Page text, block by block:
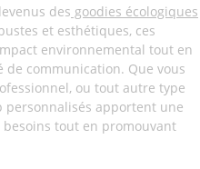
des goodies écologiques
et esthétiques, ces
environnemental tout en
communication. Que vous
ou tout autre type
personnalisés apportent une
tout en promouvant